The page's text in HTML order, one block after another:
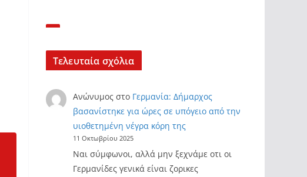
Τελευταία σχόλια
Ανώνυμοςστο Γερμανία: Δήμαρχος
βασανίστηκε για ώρες σε υπόγειο από την
υιοθετημένη νέγρα κόρη της
11 Οκτωβρίου 2025
Ναι σύμφωνοι, αλλά μην ξεχνάμε οτι οι
Γερμανίδες γενικά είναι ζορικες